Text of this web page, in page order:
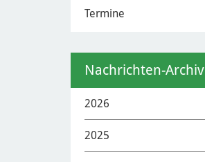
Termine
Nachrichten-Archiv
2026
2025